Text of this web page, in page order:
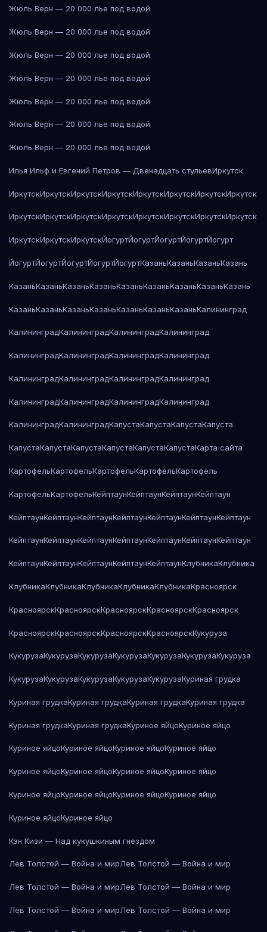
Жюль Верн — 20 000 лье под водой
Жюль Верн — 20 000 лье под водой
Жюль Верн — 20 000 лье под водой
Жюль Верн — 20 000 лье под водой
Жюль Верн — 20 000 лье под водой
Жюль Верн — 20 000 лье под водой
Жюль Верн — 20 000 лье под водой
Илья Ильф и Евгений Петров — Двенадцать стульевИркутск
ИркутскИркутскИркутскИркутскИркутскИркутскИркутскИркутск
ИркутскИркутскИркутскИркутскИркутскИркутскИркутскИркутск
ИркутскИркутскИркутскЙогуртЙогуртЙогуртЙогуртЙогурт
ЙогуртЙогуртЙогуртЙогуртЙогуртКазаньКазаньКазаньКазань
КазаньКазаньКазаньКазаньКазаньКазаньКазаньКазаньКазань
КазаньКазаньКазаньКазаньКазаньКазаньКазаньКалининград
КалининградКалининградКалининградКалининград
КалининградКалининградКалининградКалининград
КалининградКалининградКалининградКалининград
КалининградКалининградКалининградКалининград
КалининградКалининградКапустаКапустаКапустаКапуста
КапустаКапустаКапустаКапустаКапустаКапустаКарта сайта
КартофельКартофельКартофельКартофельКартофель
КартофельКартофельКейптаунКейптаунКейптаунКейптаун
КейптаунКейптаунКейптаунКейптаунКейптаунКейптаунКейптаун
КейптаунКейптаунКейптаунКейптаунКейптаунКейптаунКейптаун
КейптаунКейптаунКейптаунКейптаунКейптаунКлубникаКлубника
КлубникаКлубникаКлубникаКлубникаКлубникаКрасноярск
КрасноярскКрасноярскКрасноярскКрасноярскКрасноярск
КрасноярскКрасноярскКрасноярскКрасноярскКукуруза
КукурузаКукурузаКукурузаКукурузаКукурузаКукурузаКукуруза
КукурузаКукурузаКукурузаКукурузаКукурузаКуриная грудка
Куриная грудкаКуриная грудкаКуриная грудкаКуриная грудка
Куриная грудкаКуриная грудкаКуриное яйцоКуриное яйцо
Куриное яйцоКуриное яйцоКуриное яйцоКуриное яйцо
Куриное яйцоКуриное яйцоКуриное яйцоКуриное яйцо
Куриное яйцоКуриное яйцоКуриное яйцоКуриное яйцо
Куриное яйцоКуриное яйцо
Кэн Кизи — Над кукушкиным гнездом
Лев Толстой — Война и мирЛев Толстой — Война и мир
Лев Толстой — Война и мирЛев Толстой — Война и мир
Лев Толстой — Война и мирЛев Толстой — Война и мир